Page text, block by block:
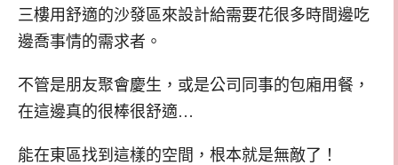
三樓用舒適的沙發區來設計給需要花很多時間邊吃
邊喬事情的需求者。
不管是朋友聚會慶生，或是公司同事的包廂用餐，
在這邊真的很棒很舒適…
能在東區找到這樣的空間，根本就是無敵了！